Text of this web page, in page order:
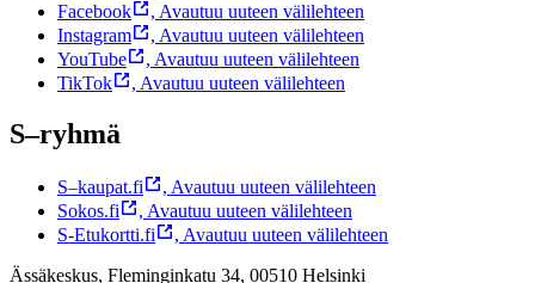
Facebook
, Avautuu uuteen välilehteen
Instagram
, Avautuu uuteen välilehteen
YouTube
, Avautuu uuteen välilehteen
TikTok
, Avautuu uuteen välilehteen
S–ryhmä
S–kaupat.fi , Avautuu uuteen välilehteen
Sokos.fi
, Avautuu uuteen välilehteen
S-Etukortti.fi
, Avautuu uuteen välilehteen
Ässäkeskus, Fleminginkatu 34, 00510 Helsinki